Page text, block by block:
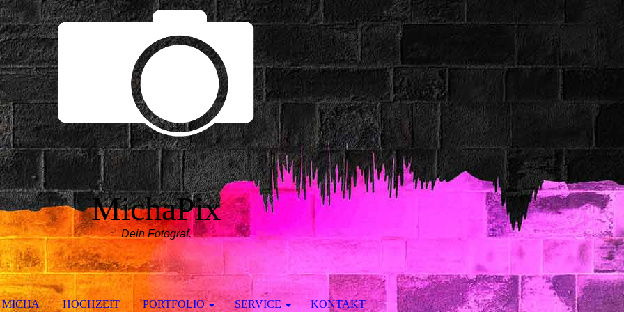
MichaPix
Dein Fotograf.
MICHA HOCHZEIT PORTFOLIO SERVICE KONTAKT